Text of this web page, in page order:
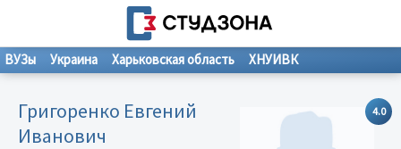
ВУЗы Украина Харьковская область ХНУИВК
4.0
Григоренко Евгений
Иванович